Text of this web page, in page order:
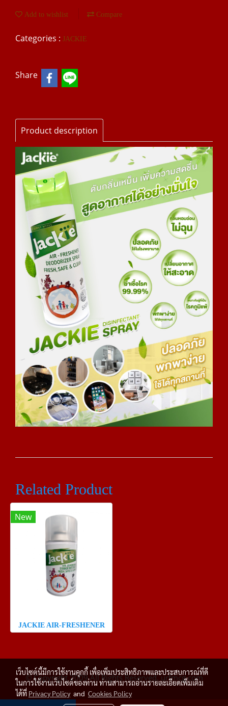
Add to wishlist Compare
Categories : JACKIE
Share
Product description
Related Product
New
JACKIE AIR-FRESHENER
© Copyright 2009 All Rights Reserved. urfmcg.com
เว็บไซต์นี้มีการใช้งานคุกกี้ เพื่อเพิ่มประสิทธิภาพและประสบการณ์ที่ดี
ในการใช้งานเว็บไซต์ของท่าน ท่านสามารถอ่านรายละเอียดเพิ่มเติม
ได้ที่ Privacy Policyand Cookies Policy